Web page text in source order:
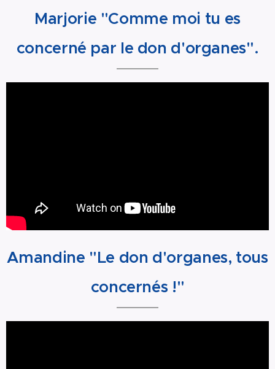
Marjorie "Comme moi tu es
concerné par le don d'organes".
Amandine "Le don d'organes, tous
concernés !"